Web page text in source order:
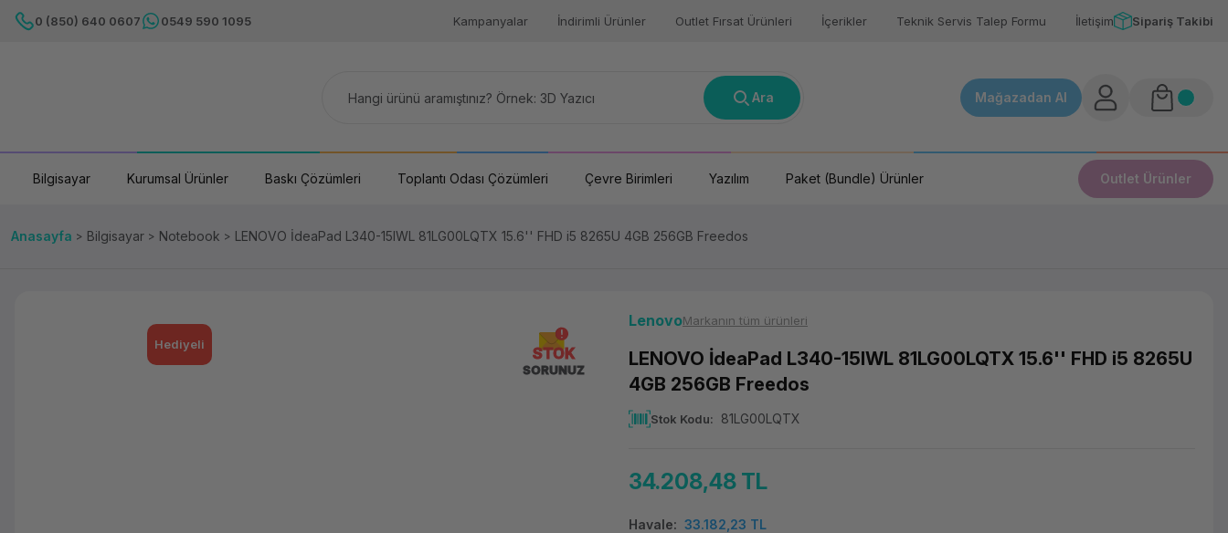
0 (850) 640 0607 0549 590 1095 Kampanyalar İndirimli Ürünler Outlet Fırsat Ürünleri İçerikler Teknik Servis Talep Formu İletişim Sipariş Takibi
Ara Mağazadan Al
Bilgisayar Kurumsal Ürünler Baskı Çözümleri Toplantı Odası Çözümleri Çevre Birimleri Yazılım Paket (Bundle) Ürünler Outlet Ürünler
Anasayfa Bilgisayar Notebook LENOVO İdeaPad L340-15IWL 81LG00LQTX 15.6'' FHD i5 8265U 4GB 256GB Freedos
Hediyeli STOK
SORUNUZ
LenovoMarkanın tüm ürünleri
LENOVO İdeaPad L340-15IWL 81LG00LQTX 15.6'' FHD i5 8265U
4GB 256GB Freedos
Stok Kodu 81LG00LQTX
34.208,48 TL
Havale 33.182,23 TL